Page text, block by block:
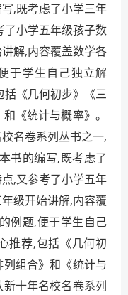
,既考虑了小学三年
了小学五年级孩子数
解,内容覆盖数学各
于学生自己独立解
《几何初步》《三
《统计与概率》。
名卷系列丛书之一,
书的编写,既考虑了
,又参考了小学五年
级开始讲解,内容覆
例题,便于学生自己
推荐,包括《几何初
组合》和《统计与
十年名校名卷系列